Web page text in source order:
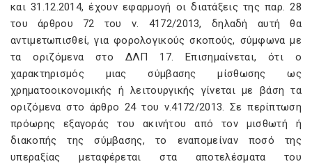
και 31.12.2014, έχουν εφαρμογή οι διατάξεις της παρ. 28
του άρθρου 72 του ν. 4172/2013, δηλαδή αυτή θα
αντιμετωπισθεί, για φορολογικούς σκοπούς, σύμφωνα με
τα οριζόμενα στο ΔΛΠ 17. Επισημαίνεται, ότι ο
χαρακτηρισμός μιας σύμβασης μίσθωσης ως
χρηματοοικονομικής ή λειτουργικής γίνεται με βάση τα
οριζόμενα στο άρθρο 24 του ν.4172/2013. Σε περίπτωση
πρόωρης εξαγοράς του ακινήτου από τον μισθωτή ή
διακοπής της σύμβασης, το εναπομείναν ποσό της
υπεραξίας μεταφέρεται στα αποτελέσματα του